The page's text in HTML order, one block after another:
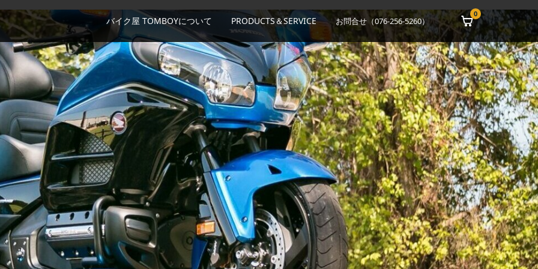
バイク屋 TOMBOYについて PRODUCTS＆SERVICE お問合せ（076-256-5260）
0